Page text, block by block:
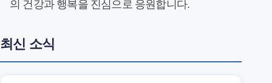
의 건강과 행복을 진심으로 응원합니다.
최신 소식